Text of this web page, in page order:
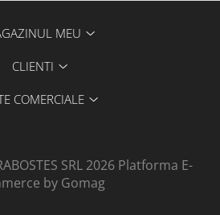
MEU
CLIENTI
COMERCIALE
SRL 2026 Platforma E-
by Gomag